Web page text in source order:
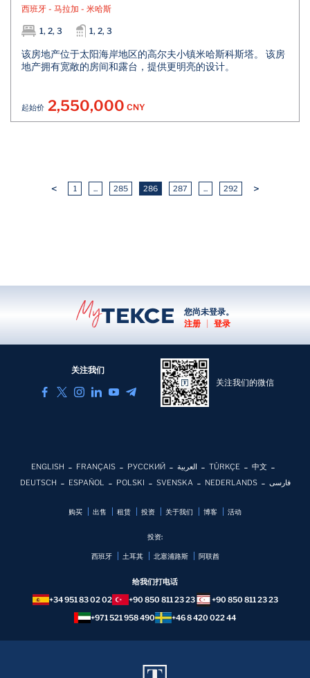
西班牙 - 马拉加 - 米哈斯
1, 2, 3 1, 2, 3
该房地产位于太阳海岸地区的高尔夫小镇米哈斯科斯塔。 该房
地产拥有宽敞的房间和露台，提供更明亮的设计。
起始价 2,550,000 CNY
< 1 ... 285 286 287 ... 292 >
您尚未登录。
注册
登录
关注我们
关注我们的微信
ENGLISH FRANÇAIS РУССКИЙ العربية TÜRKÇE
中文
DEUTSCH
ESPAÑOL POLSKI SVENSKA NEDERLANDS فارسی
购买 出售 租赁 投资 关于我们 博客 活动
投资:
西班牙 土耳其 北塞浦路斯 阿联酋
给我们打电话
+34 951 83 02 02
+90 850 811 23 23
+90 850 811 23 23
+971 521 958 490
+46 8 420 022 44